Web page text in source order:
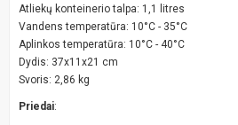
Atliekų konteinerio talpa: 1,1 litres
Vandens temperatūra: 10°C - 35°C
Aplinkos temperatūra: 10°C - 40°C
Dydis: 37x11x21 cm
Svoris: 2,86 kg
Priedai: